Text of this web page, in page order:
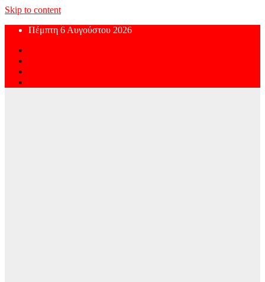
Skip to content
Πέμπτη 6 Αυγούστου 2026